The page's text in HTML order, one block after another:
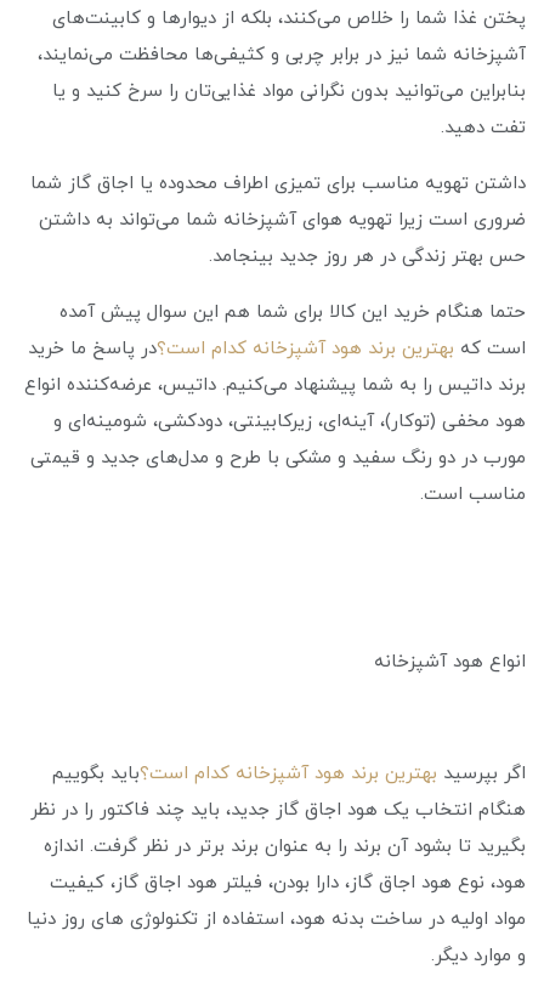
پختن غذا شما را خلاص می‌کنند، بلکه از دیوارها و کابینت‌های
آشپزخانه شما نیز در برابر چربی و کثیفی‌ها محافظت می‌نمایند،
بنابراین می‌توانید بدون نگرانی مواد غذایی‌تان را سرخ کنید و یا
تفت دهید.
داشتن تهویه مناسب برای تمیزی اطراف محدوده یا اجاق گاز شما
ضروری است زیرا تهویه هوای آشپزخانه شما می‌تواند به داشتن
حس بهتر زندگی در هر روز جدید بینجامد.
حتما هنگام خرید این کالا برای شما هم این سوال پیش آمده
است که بهترین برند هود آشپزخانه کدام است؟در پاسخ ما خرید
برند داتیس را به شما پیشنهاد می‌کنیم. داتیس، عرضه‌کننده انواع
هود مخفی (توکار)، آینه‌ای، زیرکابینتی، دودکشی، شومینه‌ای و
مورب در دو رنگ سفید و مشکی با طرح و مدل‌های جدید و قیمتی
مناسب است.
انواع هود آشپزخانه
اگر بپرسید بهترین برند هود آشپزخانه کدام است؟باید بگوییم
هنگام انتخاب یک هود اجاق گاز جدید، باید چند فاکتور را در نظر
بگیرید تا بشود آن برند را به عنوان برند برتر در نظر گرفت. اندازه
هود، نوع هود اجاق گاز، دارا بودن، فیلتر هود اجاق گاز، کیفیت
مواد اولیه در ساخت بدنه هود، استفاده از تکنولوژی های روز دنیا
و موارد دیگر.